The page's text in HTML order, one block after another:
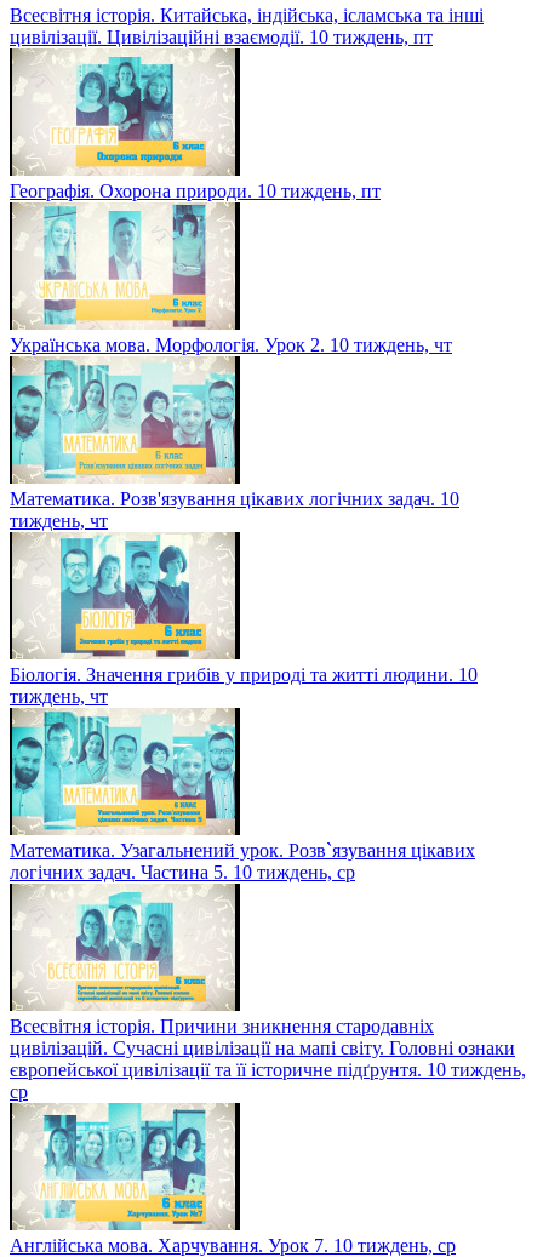
Всесвітня історія. Китайська, індійська, ісламська та інші
цивілізації. Цивілізаційні взаємодії. 10 тиждень, пт
Географія. Охорона природи. 10 тиждень, пт
Українська мова. Морфологія. Урок 2. 10 тиждень, чт
Математика. Розв'язування цікавих логічних задач. 10
тиждень, чт
Біологія. Значення грибів у природі та житті людини. 10
тиждень, чт
Математика. Узагальнений урок. Розв`язування цікавих
логічних задач. Частина 5. 10 тиждень, ср
Всесвітня історія. Причини зникнення стародавніх
цивілізацій. Сучасні цивілізації на мапі світу. Головні ознаки
європейської цивілізації та її історичне підґрунтя. 10 тиждень,
ср
Англійська мова. Харчування. Урок 7. 10 тиждень, ср